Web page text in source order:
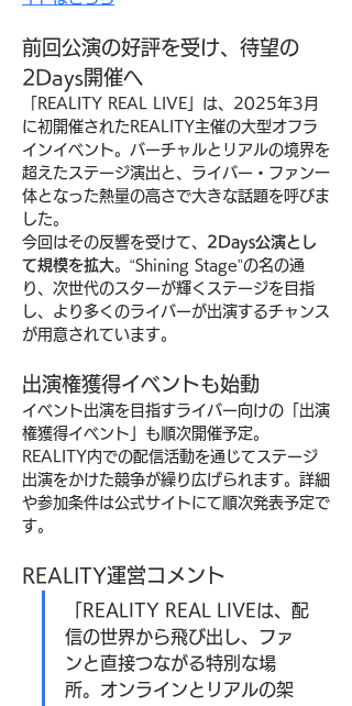
前回公演の好評を受け、待望の
2Days開催へ
「REALITY REAL LIVE」は、2025年3月
に初開催されたREALITY主催の大型オフラ
インイベント。バーチャルとリアルの境界を
超えたステージ演出と、ライバー・ファン一
体となった熱量の高さで大きな話題を呼びま
した。
今回はその反響を受けて、 2Days公演とし
て規模を拡大。“Shining Stage”の名の通
り、次世代のスターが輝くステージを目指
し、より多くのライバーが出演するチャンス
が用意されています。
出演権獲得イベントも始動
イベント出演を目指すライバー向けの「出演
権獲得イベント」も順次開催予定。
REALITY内での配信活動を通じてステージ
出演をかけた競争が繰り広げられます。詳細
や参加条件は公式サイトにて順次発表予定で
す。
REALITY運営コメント
「REALITY REAL LIVEは、配
信の世界から飛び出し、ファ
ンと直接つながる特別な場
所。オンラインとリアルの架